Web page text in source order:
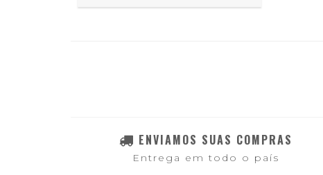
ENVIAMOS SUAS COMPRAS
Entrega em todo o país